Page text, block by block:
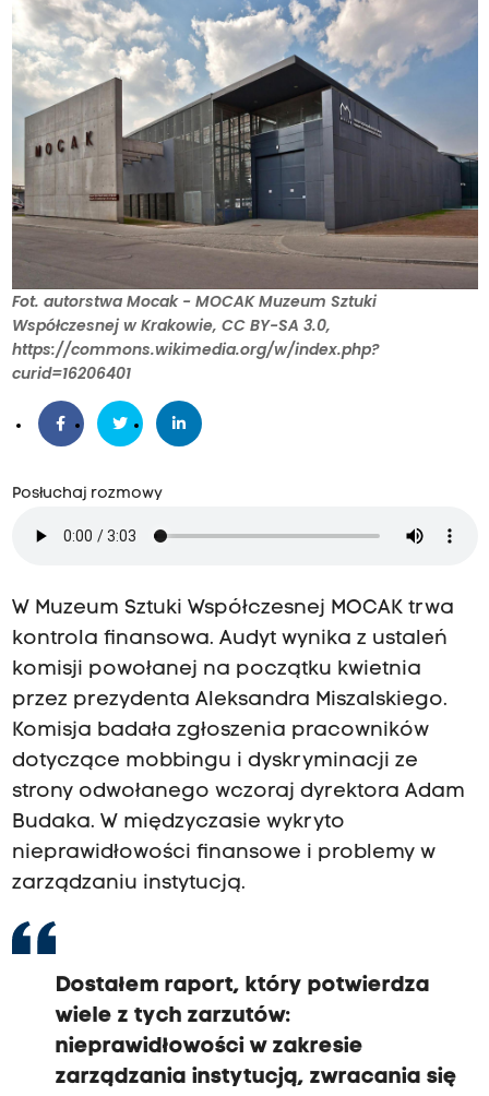
Fot. autorstwa Mocak - MOCAK Muzeum Sztuki
Współczesnej w Krakowie, CC BY-SA 3.0,
https://commons.wikimedia.org/w/index.php?
curid=16206401
Posłuchaj rozmowy
W Muzeum Sztuki Współczesnej MOCAK trwa
kontrola finansowa. Audyt wynika z ustaleń
komisji powołanej na początku kwietnia
przez prezydenta Aleksandra Miszalskiego.
Komisja badała zgłoszenia pracowników
dotyczące mobbingu i dyskryminacji ze
strony odwołanego wczoraj dyrektora Adam
Budaka. W międzyczasie wykryto
nieprawidłowości finansowe i problemy w
zarządzaniu instytucją.
Dostałem raport, który potwierdza
wiele z tych zarzutów:
nieprawidłowości w zakresie
zarządzania instytucją, zwracania się